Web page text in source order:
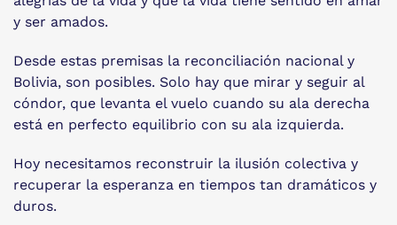
y ser amados.
Desde estas premisas la reconciliación nacional y
Bolivia, son posibles. Solo hay que mirar y seguir al
cóndor, que levanta el vuelo cuando su ala derecha
está en perfecto equilibrio con su ala izquierda.
Hoy necesitamos reconstruir la ilusión colectiva y
recuperar la esperanza en tiempos tan dramáticos y
duros.